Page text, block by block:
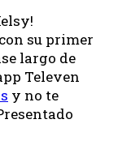
su primer
largo de
Televen
y no te